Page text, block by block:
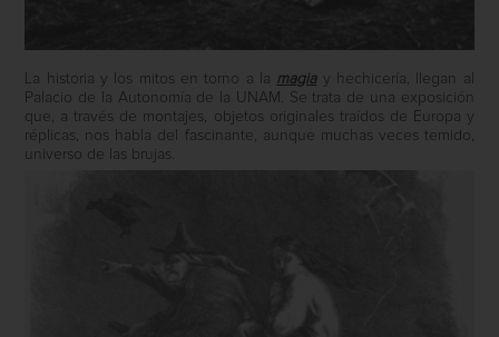
La historia y los mitos en torno a la magiay hechicería, llegan al
Palacio de la Autonomía de la UNAM. Se trata de una exposición
que, a través de montajes, objetos originales traídos de Europa y
réplicas, nos habla del fascinante, aunque muchas veces temido,
universo de las brujas.